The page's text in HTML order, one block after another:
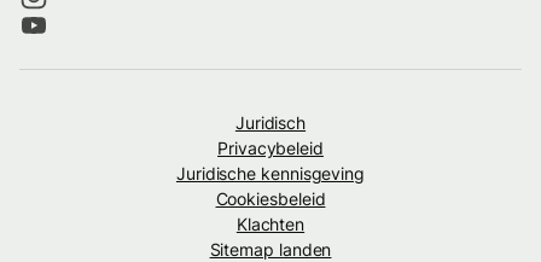
Juridisch
Privacybeleid
Juridische kennisgeving
Cookiesbeleid
Klachten
Sitemap landen